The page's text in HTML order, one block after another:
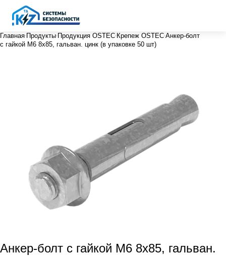
Главная Продукты Продукция OSTEC Крепеж OSTEC Анкер-болт
с гайкой М6 8х85, гальван. цинк (в упаковке 50 шт)
Анкер-болт с гайкой М6 8х85, гальван.